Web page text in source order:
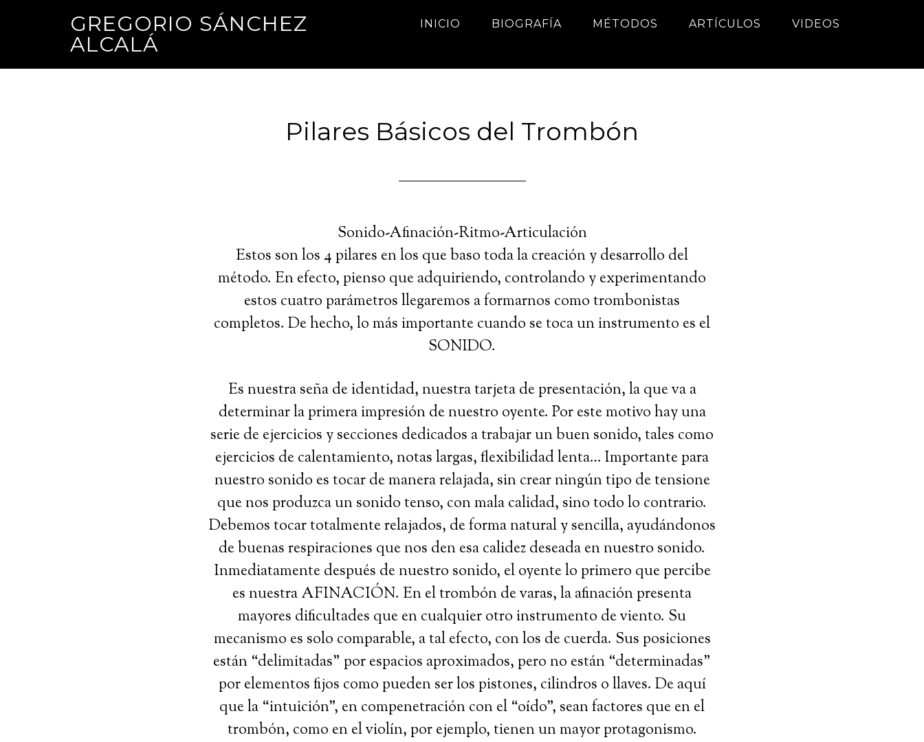
GREGORIO SÁNCHEZ
ALCALÁ
INICIO BIOGRAFÍA MÉTODOS ARTÍCULOS VIDEOS
Pilares Básicos del Trombón
Sonido-Afinación-Ritmo-Articulación
Estos son los 4 pilares en los que baso toda la creación y desarrollo del
método. En efecto, pienso que adquiriendo, controlando y experimentando
estos cuatro parámetros llegaremos a formarnos como trombonistas
completos. De hecho, lo más importante cuando se toca un instrumento es el
SONIDO.
Es nuestra seña de identidad, nuestra tarjeta de presentación, la que va a
determinar la primera impresión de nuestro oyente. Por este motivo hay una
serie de ejercicios y secciones dedicados a trabajar un buen sonido, tales como
ejercicios de calentamiento, notas largas, flexibilidad lenta… Importante para
nuestro sonido es tocar de manera relajada, sin crear ningún tipo de tensione
que nos produzca un sonido tenso, con mala calidad, sino todo lo contrario.
Debemos tocar totalmente relajados, de forma natural y sencilla, ayudándonos
de buenas respiraciones que nos den esa calidez deseada en nuestro sonido.
Inmediatamente después de nuestro sonido, el oyente lo primero que percibe
es nuestra AFINACIÓN. En el trombón de varas, la afinación presenta
mayores dificultades que en cualquier otro instrumento de viento. Su
mecanismo es solo comparable, a tal efecto, con los de cuerda. Sus posiciones
están “delimitadas” por espacios aproximados, pero no están “determinadas”
por elementos fijos como pueden ser los pistones, cilindros o llaves. De aquí
que la “intuición”, en compenetración con el “oído”, sean factores que en el
trombón, como en el violín, por ejemplo, tienen un mayor protagonismo.